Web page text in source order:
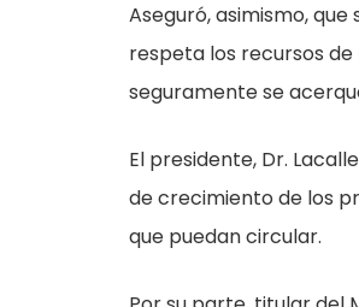
Aseguró, asimismo,
respeta los recursos
seguramente se
El presidente, Dr.
de crecimiento de los
que puedan circular.